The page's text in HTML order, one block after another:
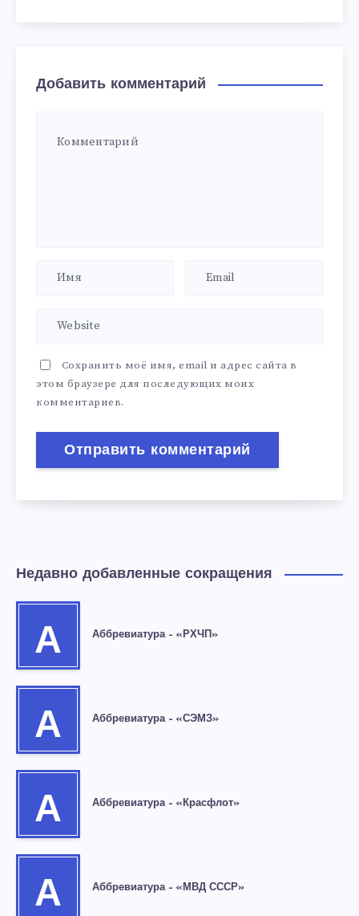
Добавить комментарий
Сохранить моё имя, email и адрес сайта в
этом браузере для последующих моих
комментариев.
Недавно добавленные сокращения
А Аббревиатура – «РХЧП»
А Аббревиатура – «СЭМЗ»
А Аббревиатура – «Красфлот»
А Аббревиатура – «МВД СССР»